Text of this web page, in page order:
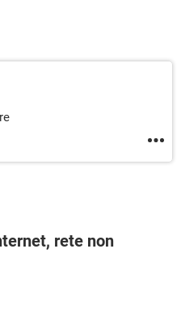
rete non